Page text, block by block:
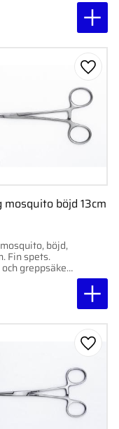
mosquito böjd 13cm
böjd,
Fin spets.
greppsäker
Lägg
Lägg